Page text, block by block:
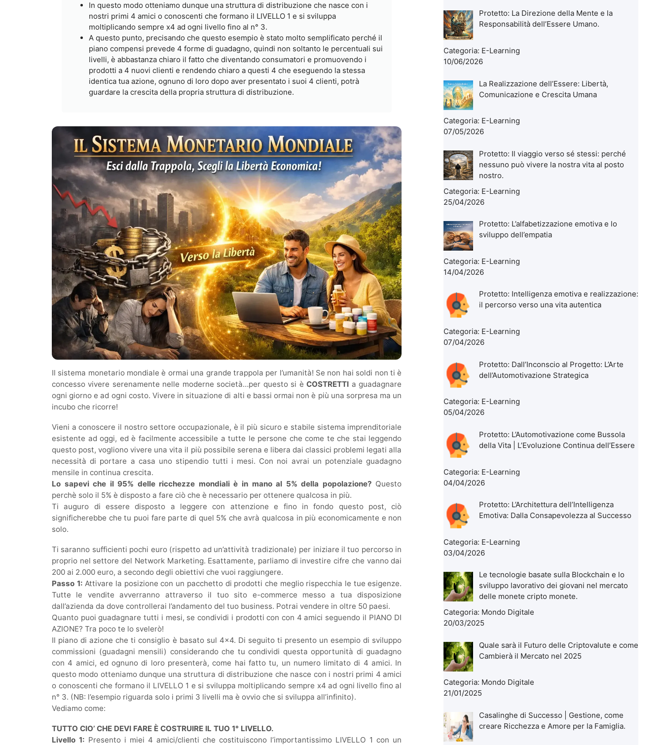
In questo modo otteniamo dunque una struttura di distribuzione che nasce con i
nostri primi 4 amici o conoscenti che formano il LIVELLO 1 e si sviluppa
moltiplicando sempre x4 ad ogni livello fino al n° 3.
A questo punto, precisando che questo esempio è stato molto semplificato perché il
piano compensi prevede 4 forme di guadagno, quindi non soltanto le percentuali sui
livelli, è abbastanza chiaro il fatto che diventando consumatori e promuovendo i
prodotti a 4 nuovi clienti e rendendo chiaro a questi 4 che eseguendo la stessa
identica tua azione, ognuno di loro dopo aver presentato i suoi 4 clienti, potrà
guardare la crescita della propria struttura di distribuzione.
Il sistema monetario mondiale è ormai una grande trappola per l’umanità! Se non hai soldi non ti è
concesso vivere serenamente nelle moderne società…per questo si èCOSTRETTI a guadagnare
ogni giorno e ad ogni costo. Vivere in situazione di alti e bassi ormai non è più una sorpresa ma un
incubo che ricorre!
Vieni a conoscere il nostro settore occupazionale, è il più sicuro e stabile sistema imprenditoriale
esistente ad oggi, ed è facilmente accessibile a tutte le persone che come te che stai leggendo
questo post, vogliono vivere una vita il più possibile serena e libera dai classici problemi legati alla
necessità di portare a casa uno stipendio tutti i mesi. Con noi avrai un potenziale guadagno
mensile in continua crescita.
Lo sapevi che il 95% delle ricchezze mondiali è in mano al 5% della popolazione? Questo
perchè solo il 5% è disposto a fare ciò che è necessario per ottenere qualcosa in più.
Ti auguro di essere disposto a leggere con attenzione e fino in fondo questo post, ciò
significherebbe che tu puoi fare parte di quel 5% che avrà qualcosa in più economicamente e non
solo.
Ti saranno sufficienti pochi euro (rispetto ad un’attività tradizionale) per iniziare il tuo percorso in
proprio nel settore del Network Marketing. Esattamente, parliamo di investire cifre che vanno dai
200 ai 2.000 euro, a secondo degli obiettivi che vuoi raggiungere.
Passo 1: Attivare la posizione con un pacchetto di prodotti che meglio rispecchia le tue esigenze.
Tutte le vendite avverranno attraverso il tuo sito e-commerce messo a tua disposizione
dall’azienda da dove controllerai l’andamento del tuo business. Potrai vendere in oltre 50 paesi.
Quanto puoi guadagnare tutti i mesi, se condividi i prodotti con con 4 amici seguendo il PIANO DI
AZIONE? Tra poco te lo svelerò!
Il piano di azione che ti consiglio è basato sul 4×4. Di seguito ti presento un esempio di sviluppo
commissioni (guadagni mensili) considerando che tu condividi questa opportunità di guadagno
con 4 amici, ed ognuno di loro presenterà, come hai fatto tu, un numero limitato di 4 amici. In
questo modo otteniamo dunque una struttura di distribuzione che nasce con i nostri primi 4 amici
o conoscenti che formano il LIVELLO 1 e si sviluppa moltiplicando sempre x4 ad ogni livello fino al
n° 3. (NB: l’esempio riguarda solo i primi 3 livelli ma è ovvio che si sviluppa all’infinito).
Vediamo come:
TUTTO CIO’ CHE DEVI FARE È COSTRUIRE IL TUO 1° LIVELLO.
Livello 1: Presento i miei 4 amici/clienti che costituiscono l’importantissimo LIVELLO 1 con un
Protetto: La Direzione della Mente e la
Responsabilità dell’Essere Umano.
Categoria: E-Learning
10/06/2026
La Realizzazione dell’Essere: Libertà,
Comunicazione e Crescita Umana
Categoria: E-Learning
07/05/2026
Protetto: Il viaggio verso sé stessi: perché
nessuno può vivere la nostra vita al posto
nostro.
Categoria: E-Learning
25/04/2026
Protetto: L’alfabetizzazione emotiva e lo
sviluppo dell’empatia
Categoria: E-Learning
14/04/2026
Protetto: Intelligenza emotiva e realizzazione:
il percorso verso una vita autentica
Categoria: E-Learning
07/04/2026
Protetto: Dall’Inconscio al Progetto: L’Arte
dell’Automotivazione Strategica
Categoria: E-Learning
05/04/2026
Protetto: L’Automotivazione come Bussola
della Vita | L’Evoluzione Continua dell’Essere
Categoria: E-Learning
04/04/2026
Protetto: L’Architettura dell’Intelligenza
Emotiva: Dalla Consapevolezza al Successo
Categoria: E-Learning
03/04/2026
Le tecnologie basate sulla Blockchain e lo
sviluppo lavorativo dei giovani nel mercato
delle monete cripto monete.
Categoria: Mondo Digitale
20/03/2025
Quale sarà il Futuro delle Criptovalute e come
Cambierà il Mercato nel 2025
Categoria: Mondo Digitale
21/01/2025
Casalinghe di Successo | Gestione, come
creare Ricchezza e Amore per la Famiglia.